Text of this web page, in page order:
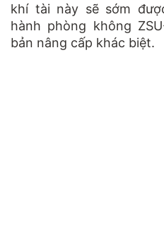
khí tài này sẽ sớm
hành phòng không
bản nâng cấp khác biệt.